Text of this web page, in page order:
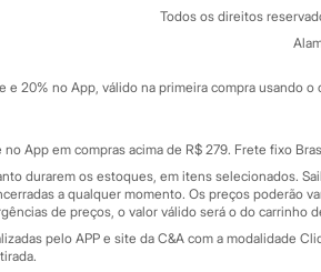
o corpo
C&A Pay
Sobre o C&A
Governança
Educação
Todos os direitos
e 20% no App, válido na primeira compra usando
no App em compras acima de R$ 279. Frete fixo
durarem os estoques, em itens selecionados.
a qualquer momento. Os preços poderão
de preços, o valor válido será o do carrinho
pelo APP e site da C&A com a modalidade